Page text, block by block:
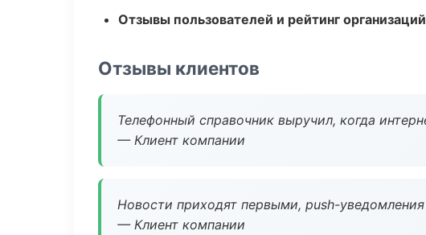
Отзывы пользователей и рейтинг организаций
Отзывы клиентов
Телефонный справочник выручил, когда
— Клиент компании
Новости приходят первыми, push-
— Клиент компании